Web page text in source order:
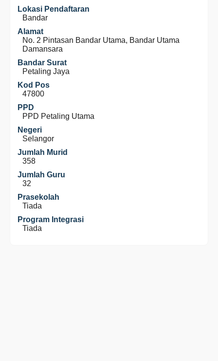
Lokasi Pendaftaran
Bandar
Alamat
No. 2 Pintasan Bandar Utama, Bandar Utama
Damansara
Bandar Surat
Petaling Jaya
Kod Pos
47800
PPD
PPD Petaling Utama
Negeri
Selangor
Jumlah Murid
358
Jumlah Guru
32
Prasekolah
Tiada
Program Integrasi
Tiada